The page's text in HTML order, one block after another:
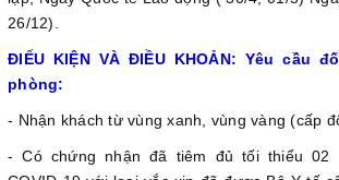
26/12).
ĐIẾU KIỆN VÀ ĐIỀU KHOẢN: Yêu cầu
phòng:
- Nhận khách từ vùng xanh, vùng vàng (cấp
- Có chứng nhận đã tiêm đủ tối thiểu 02